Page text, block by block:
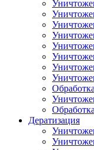
Дератизация